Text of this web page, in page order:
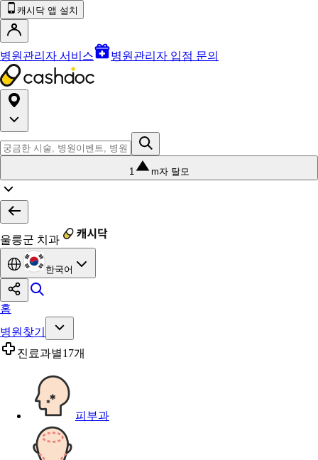
캐시닥 앱 설치
병원관리자 서비스 병원관리자 입점 문의
1 m자 탈모
울릉군 치과
한국어
홈
병원찾기
진료과별17개
피부과